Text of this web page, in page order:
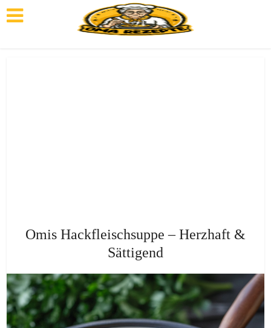
Omis Hackfleischsuppe – Herzhaft &
Sättigend